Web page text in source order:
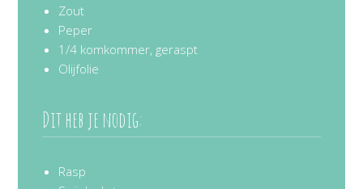
Zout
Peper
1/4 komkommer, geraspt
Olijfolie
Dit heb je nodig:
Rasp